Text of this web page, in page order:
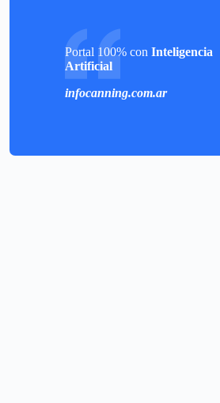
Portal 100% conInteligencia
Artificial
infocanning.com.ar